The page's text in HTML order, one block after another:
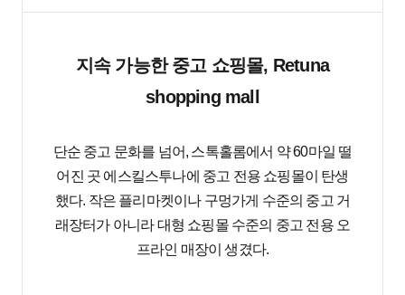
지속 가능한 중고 쇼핑몰, Retuna
shopping mall
단순 중고 문화를 넘어, 스톡홀롬에서 약 60마일 떨
어진 곳 에스킬스투나에 중고 전용 쇼핑몰이 탄생
했다. 작은 플리마켓이나 구멍가게 수준의 중고 거
래장터가 아니라 대형 쇼핑몰 수준의 중고 전용 오
프라인 매장이 생겼다.